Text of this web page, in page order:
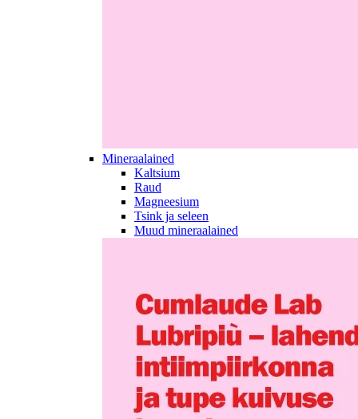
Mineraalained
Kaltsium
Raud
Magneesium
Tsink ja seleen
Muud mineraalained